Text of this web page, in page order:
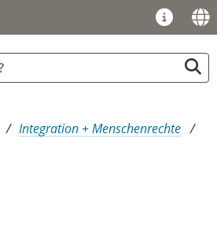
Integration + Menschenrechte